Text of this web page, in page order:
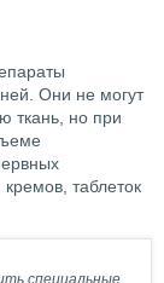
Они не могут
ткань, но при
таблеток